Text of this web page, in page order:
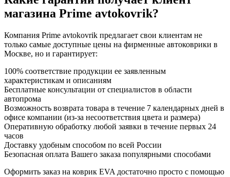
магазина Prime avtokovrik?
Компания Prime avtokovrik предлагает свои клиентам не
только самые доступные цены на фирменные автоковрики в
Москве, но и гарантирует:
100% соответствие продукции ее заявленным
характеристикам и описаниям
Бесплатные консультации от специалистов в области
автопрома
Возможность возврата товара в течение 7 календарных дней в
офисе компании (из-за несоответствия цвета и размера)
Оперативную обработку любой заявки в течение первых 24
часов
Доставку удобным способом по всей России
Безопасная оплата Вашего заказа популярными способами
Оформить заказ на коврик EVA достаточно просто с помощью